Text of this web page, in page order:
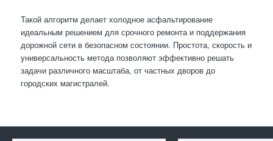
Такой алгоритм делает холодное асфальтирование
идеальным решением для срочного ремонта и поддержания
дорожной сети в безопасном состоянии. Простота, скорость и
универсальность метода позволяют эффективно решать
задачи различного масштаба, от частных дворов до
городских магистралей.